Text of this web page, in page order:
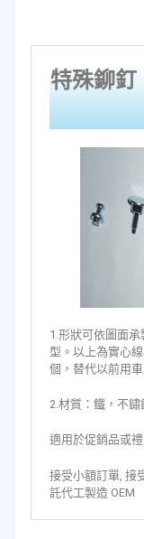
特殊鉚釘
1.形狀可依圖面
型。以上為實心
個，替代以前用
2.材質：鐵，不
適用於促銷品或
接受小額訂單, 接
託代工製造 OEM